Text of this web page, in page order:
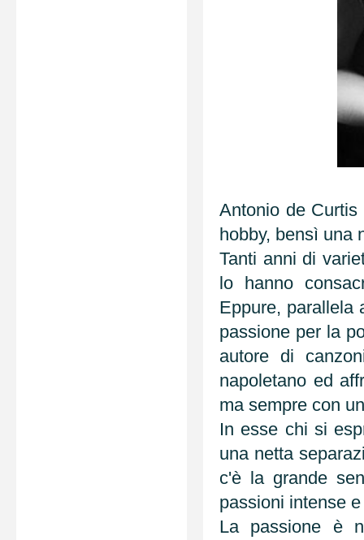
Antonio de
hobby, bensì una
Tanti anni di
lo hanno
Eppure, parallela
passione per la
autore di
napoletano ed
ma sempre con
In esse chi si
una netta
c'è la grande
passioni intense
La passione è